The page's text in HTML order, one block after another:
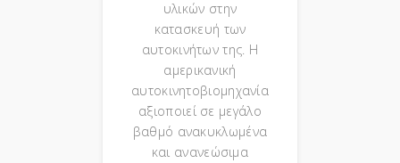
υλικών στην
κατασκευή των
αυτοκινήτων της. Η
αμερικανική
αυτοκινητοβιομηχανία
αξιοποιεί σε μεγάλο
βαθμό ανακυκλωμένα
και ανανεώσιμα